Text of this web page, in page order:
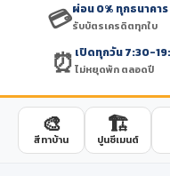
💳ผ่อน 0% ทุกธนาคาร
รับบัตรเครดิตทุกใบ
⏰ เปิดทุกวัน 7:30-
ไม่หยุดพัก ตลอดปี
🎨
สีทาบ้าน
🏗️
ปูนซีเมนต์